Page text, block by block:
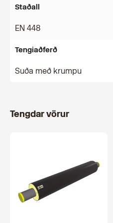
Staðall
EN 448
Tengiaðferð
Suða með krumpu
Tengdar vörur